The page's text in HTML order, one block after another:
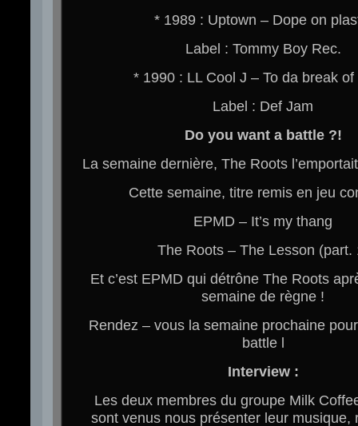
* 1989 : Uptown – Dope on
Label : Tommy Boy Rec.
* 1990 : LL Cool J – To da break of
Label : Def Jam
Do you want a battle ?!
La semaine dernière, The Roots
Cette semaine, titre remis en jeu
EPMD – It’s my thang
The Roots – The Lesson (part.
Et c’est EPMD qui détrône The Roots
semaine de règne !
Rendez – vous la semaine prochaine
battle l
Interview :
Les deux membres du groupe Milk
sont venus nous présenter leur musique,